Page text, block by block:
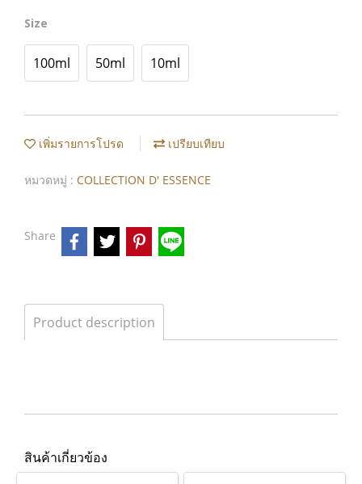
Size
100ml 50ml 10ml
เพิ่มรายการโปรด เปรียบเทียบ
หมวดหมู่ : COLLECTION D' ESSENCE
Share
Product description
สินค้าเกี่ยวข้อง